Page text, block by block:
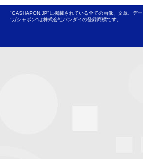
"GASHAPON.JP"に掲載されている全ての画像、文章、デ
"ガシャポン"は株式会社バンダイの登録商標です。